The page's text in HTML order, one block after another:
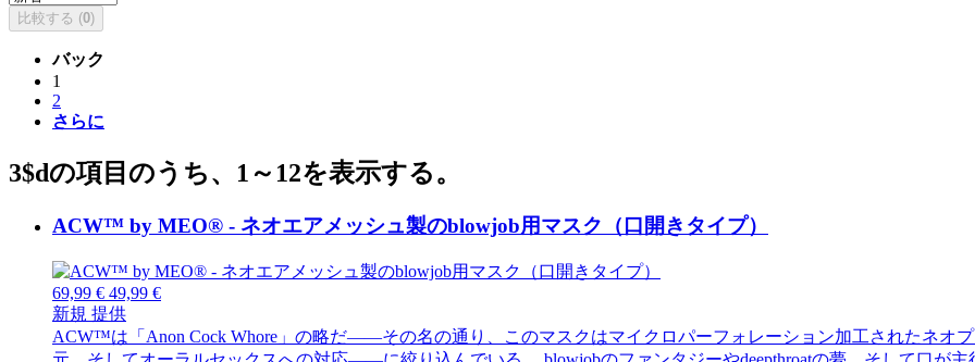
比較する (0)
バック
1
2
さらに
3$dの項目のうち、1～12を表示する。
ACW™ by MEO® - ネオエアメッシュ製のblowjob用マスク（口開きタイプ）
69,99 € 49,99 €
新規 提供
ACW™は「Anon Cock Whore」の略だ――その名の通り、このマスクはマイクロパーフォレーション加工されたネ